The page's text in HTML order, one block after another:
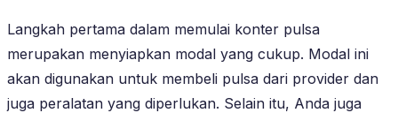
Langkah pertama dalam memulai konter pulsa
merupakan menyiapkan modal yang cukup. Modal ini
akan digunakan untuk membeli pulsa dari provider dan
juga peralatan yang diperlukan. Selain itu, Anda juga